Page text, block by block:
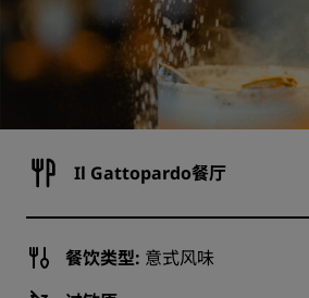
Il Gattopardo餐厅
餐饮类型: 意式风味